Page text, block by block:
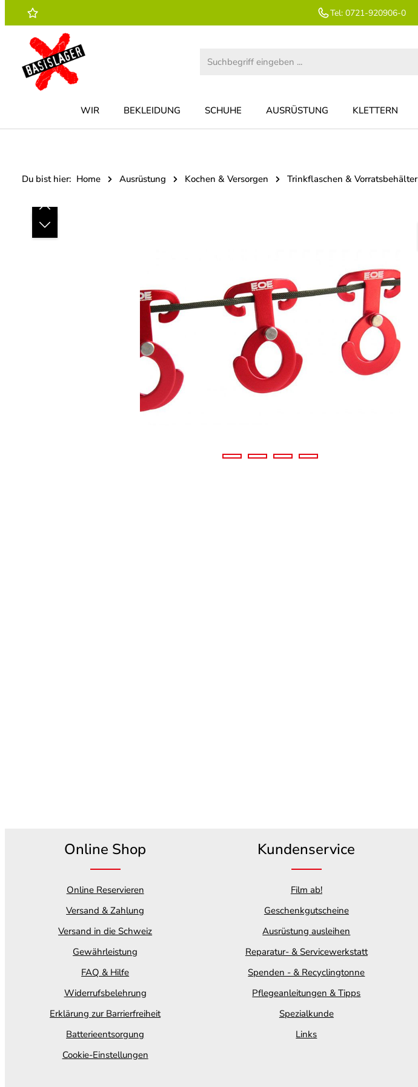
Hauptinhalt springen
Zur Suche springen
Zur Hauptnavigation springen Tel: 0721-920906-0
WIR BEKLEIDUNG SCHUHE AUSRÜSTUNG KLETTERN
Du bist hier: Home Ausrüstung Kochen & Versorgen Trinkflaschen & Vorratsbehälter
Bildergalerie überspringen
Online Shop
Online Reservieren
Versand & Zahlung
Versand in die Schweiz
Gewährleistung
FAQ & Hilfe
Widerrufsbelehrung
Erklärung zur Barrierfreiheit
Batterieentsorgung
Cookie-Einstellungen
Kundenservice
Film ab!
Geschenkgutscheine
Ausrüstung ausleihen
Reparatur- & Servicewerkstatt
Spenden - & Recyclingtonne
Pflegeanleitungen & Tipps
Spezialkunde
Links